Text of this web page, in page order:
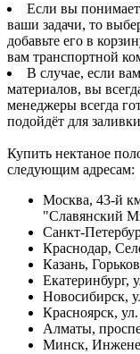
Если вы
ваши задачи, то
добавьте его в
вам транспортной
В случае, если
материалов, вы
менеджеры всегда
подойдёт для
Купить нектаное
следующим адресам:
Москва, 43-й
"Славянский
Санкт-
Краснодар,
Казань,
Екатеринбург,
Новосибирск,
Красноярск,
Алматы,
Минск,